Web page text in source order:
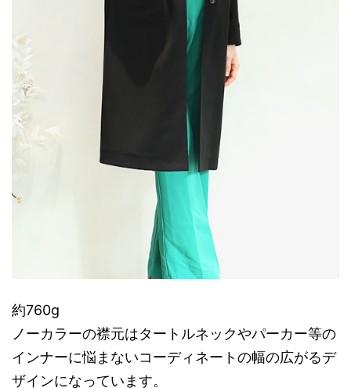
約760g
ノーカラーの襟元はタートルネックやパーカー等の
インナーに悩まないコーディネートの幅の広がるデ
ザインになっています。